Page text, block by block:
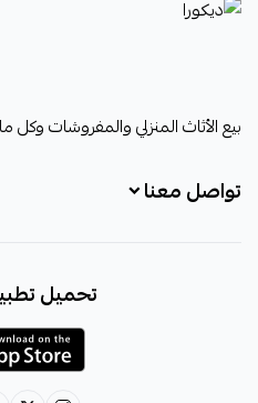
ديكورا
بيع الأثاث المنزلي والمفروشات وكل
تواصل معنا
decora6586@gmail.com
تحميل